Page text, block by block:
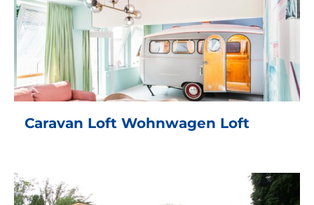
Caravan Loft Wohnwagen Loft